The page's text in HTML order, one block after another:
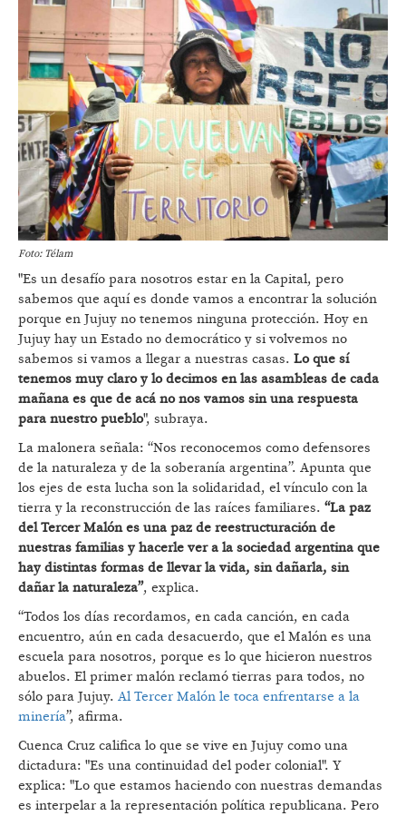
Foto: Télam
"Es un desafío para nosotros estar en la Capital, pero
sabemos que aquí es donde vamos a encontrar la solución
porque en Jujuy no tenemos ninguna protección. Hoy en
Jujuy hay un Estado no democrático y si volvemos no
sabemos si vamos a llegar a nuestras casas. Lo que sí
tenemos muy claro y lo decimos en las asambleas de cada
mañana es que de acá no nos vamos sin una respuesta
para nuestro pueblo", subraya.
La malonera señala: “Nos reconocemos como defensores
de la naturaleza y de la soberanía argentina”. Apunta que
los ejes de esta lucha son la solidaridad, el vínculo con la
tierra y la reconstrucción de las raíces familiares. “La paz
del Tercer Malón es una paz de reestructuración de
nuestras familias y hacerle ver a la sociedad argentina que
hay distintas formas de llevar la vida, sin dañarla, sin
dañar la naturaleza”, explica.
“Todos los días recordamos, en cada canción, en cada
encuentro, aún en cada desacuerdo, que el Malón es una
escuela para nosotros, porque es lo que hicieron nuestros
abuelos. El primer malón reclamó tierras para todos, no
sólo para Jujuy. Al Tercer Malón le toca enfrentarse a la
minería”, afirma.
Cuenca Cruz califica lo que se vive en Jujuy como una
dictadura: "Es una continuidad del poder colonial". Y
explica: "Lo que estamos haciendo con nuestras demandas
es interpelar a la representación política republicana. Pero